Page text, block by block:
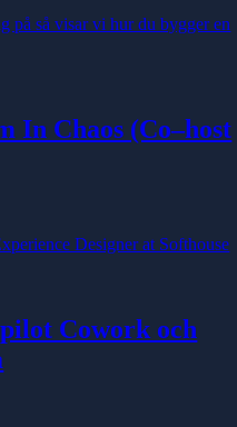
på så visar vi hur du bygger en
In Chaos (Co–host
Designer at Softhouse
Cowork och